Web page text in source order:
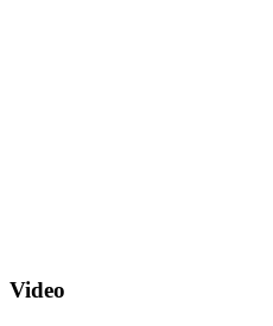
Video